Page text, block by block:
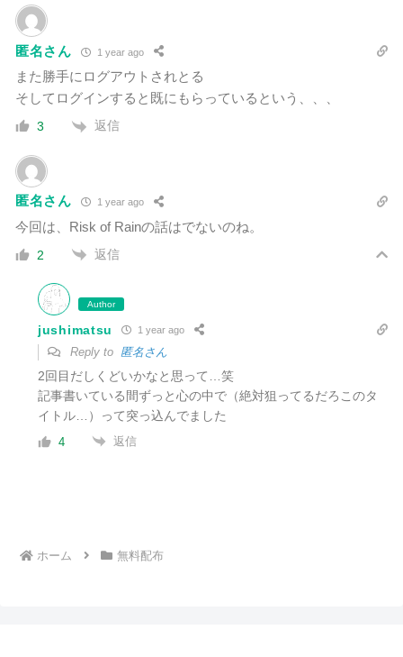
匿名さん 1 year ago
また勝手にログアウトされとる
そしてログインすると既にもらっているという、、、
3 返信
匿名さん 1 year ago
今回は、Risk of Rainの話はでないのね。
2 返信
Author
jushimatsu 1 year ago
Reply to 匿名さん
2回目だしくどいかなと思って…笑
記事書いている間ずっと心の中で（絶対狙ってるだろこのタ
イトル…）って突っ込んでました
4 返信
ホーム 無料配布